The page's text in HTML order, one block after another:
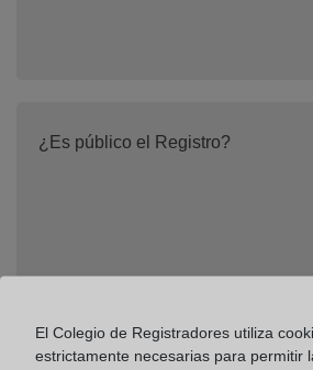
¿Es público el Registro?
El Colegio de Registradores utiliza
estrictamente necesarias para permitir